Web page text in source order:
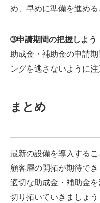
め、早めに準備を進める
➂申請期間の把握しよう
助成金・補助金の申請
ングを逃さないように注
まとめ
最新の設備を導入する
顧客層の開拓が期待でき
適切な助成金・補助金
切り拓いていきましょう